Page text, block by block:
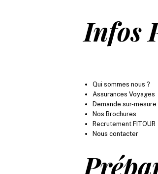
Infos
Qui sommes nous ?
Assurances Voyages
Demande sur-mesure
Nos Brochures
Recrutement FITOUR
Nous contacter